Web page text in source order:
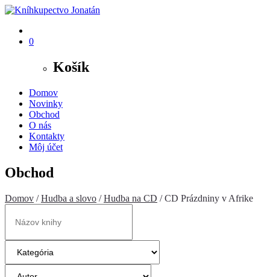
0
Košík
Domov
Novinky
Obchod
O nás
Kontakty
Môj účet
Obchod
Domov /Hudba a slovo /Hudba na CD / CD Prázdniny v Afrike